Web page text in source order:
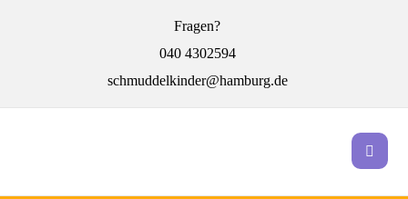
Fragen?
040 4302594
schmuddelkinder@hamburg.de